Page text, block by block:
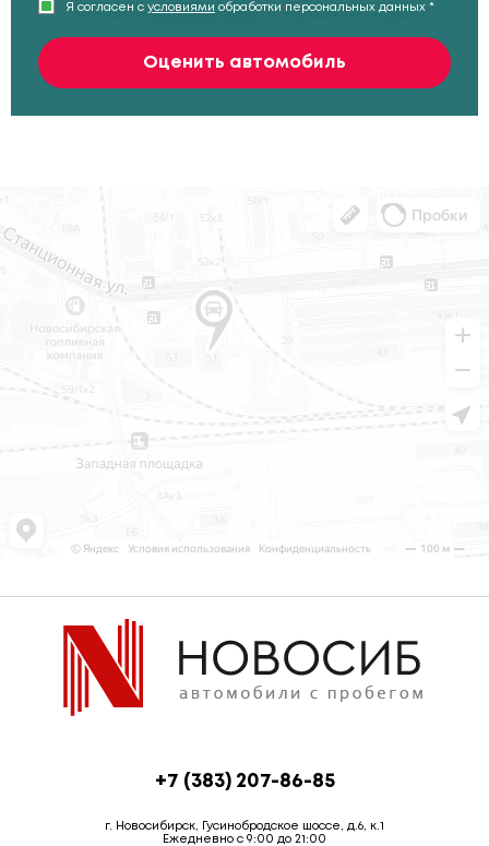
Я согласен с условиями обработки персональных данных *
Оценить автомобиль
+7 (383) 207-86-85
г. Новосибирск, Гусинобродское шоссе, д.6, к.1
Ежедневно с 9:00 до 21:00